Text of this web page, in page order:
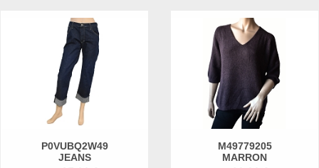
P0VUBQ2W49
JEANS
M49779205
MARRON